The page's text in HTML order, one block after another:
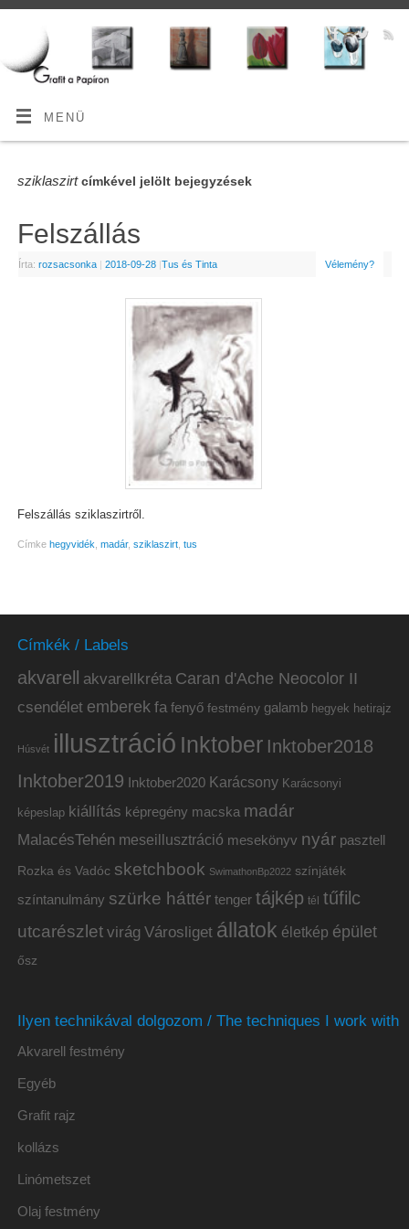
MENÜ
sziklaszirtcímkével jelölt bejegyzések
Felszállás
Írta: rozsacsonka | 2018-09-28 |Tus és Tinta Vélemény?
Felszállás sziklaszirtről.
Címke hegyvidék, madár, sziklaszirt, tus
Címkék / Labels
akvarell akvarellkréta Caran d'Ache Neocolor II
csendélet emberek fa fenyő festmény galamb hegyek hetirajz
Húsvét illusztráció Inktober Inktober2018
Inktober2019 Inktober2020 Karácsony Karácsonyi
képeslap kiállítás képregény macska madár
MalacésTehén meseillusztráció mesekönyv nyár pasztell
Rozka és Vadóc sketchbook SwimathonBp2022 színjáték
színtanulmány szürke háttér tenger tájkép tél tűfilc
utcarészlet virág Városliget állatok életkép épület
ősz
Ilyen technikával dolgozom / The techniques I work with
Akvarell festmény
Egyéb
Grafit rajz
kollázs
Linómetszet
Olaj festmény